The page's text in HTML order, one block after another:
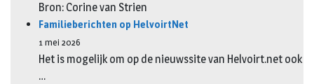
Bron: Corine van Strien
Familieberichten op HelvoirtNet
1 mei 2026
Het is mogelijk om op de nieuwssite van Helvoirt.net ook
…